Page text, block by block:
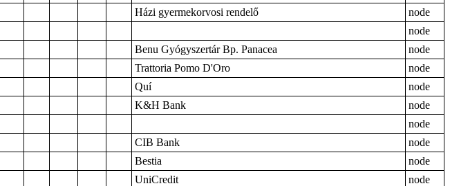
Házi gyermekorvosi rendelő
node
node
Benu Gyógyszertár Bp. Panacea
node
Trattoria Pomo D'Oro
node
Quí
node
K&H Bank
node
node
CIB Bank
node
Bestia
node
UniCredit
node